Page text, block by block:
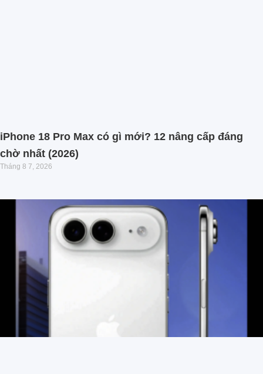
iPhone 18 Pro Max có gì mới? 12 nâng cấp đáng
chờ nhất (2026)
Tháng 8 7, 2026